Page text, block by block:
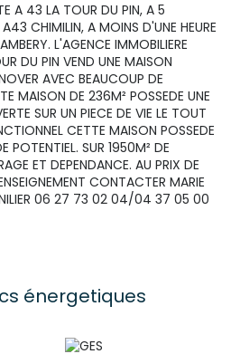
A 43 LA TOUR DU PIN, A 5
CHIMILIN, A MOINS D'UNE HEURE
L'AGENCE IMMOBILIERE
DU PIN VEND UNE MAISON
AVEC BEAUCOUP DE
MAISON DE 236M² POSSEDE UNE
SUR UN PIECE DE VIE LE TOUT
CETTE MAISON POSSEDE
POTENTIEL. SUR 1950M² DE
ET DEPENDANCE. AU PRIX DE
CONTACTER MARIE
06 27 73 02 04/04 37 05 00
énergetiques